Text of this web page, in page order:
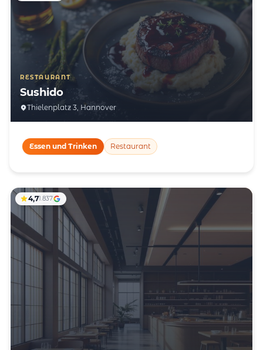
RESTAURANT
Sushido
Thielenplatz 3, Hannover
Essen und Trinken Restaurant
4,71.837